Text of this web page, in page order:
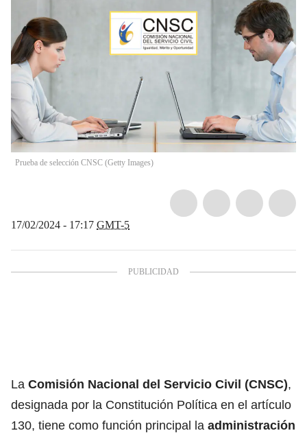
Prueba de selección CNSC (Getty Images)
17/02/2024 - 17:17 GMT-5
La Comisión Nacional del Servicio Civil (CNSC),
designada por la Constitución Política en el artículo
130, tiene como función principal la administración